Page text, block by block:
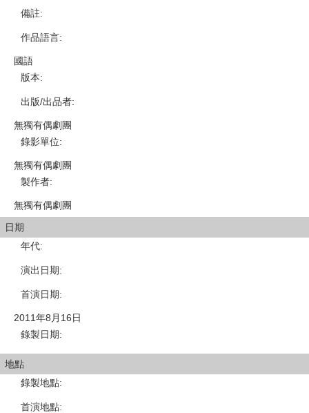
備註:
作品語言:
國語
版本:
出版/出品者:
無獨有偶劇團
錄影單位:
無獨有偶劇團
製作者:
無獨有偶劇團
日期
年代:
演出日期:
首演日期:
2011年8月16日
錄製日期:
地點
錄製地點:
首演地點: